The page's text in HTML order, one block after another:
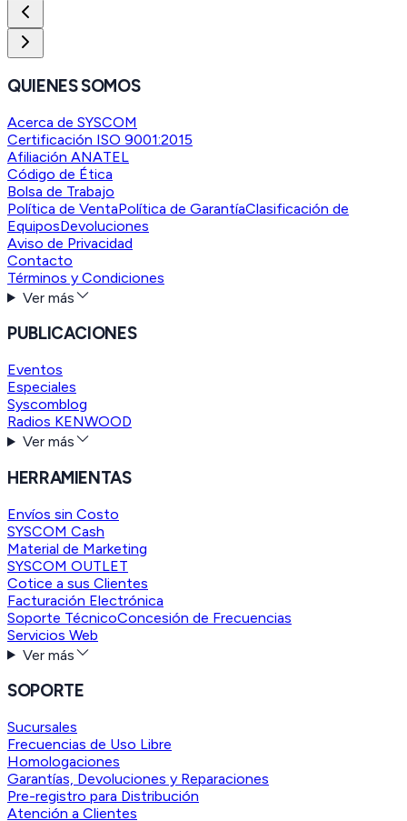
QUIENES SOMOS
Acerca de SYSCOM
Certificación ISO 9001:2015
Afiliación ANATEL
Código de Ética
Bolsa de Trabajo
Política de VentaPolítica de GarantíaClasificación de
EquiposDevoluciones
Aviso de Privacidad
Contacto
Términos y Condiciones
Ver más
PUBLICACIONES
Eventos
Especiales
Syscomblog
Radios KENWOOD
Ver más
HERRAMIENTAS
Envíos sin Costo
SYSCOM Cash
Material de Marketing
SYSCOM OUTLET
Cotice a sus Clientes
Facturación Electrónica
Soporte TécnicoConcesión de Frecuencias
Servicios Web
Ver más
SOPORTE
Sucursales
Frecuencias de Uso Libre
Homologaciones
Garantías, Devoluciones y Reparaciones
Pre-registro para Distribución
Atención a Clientes